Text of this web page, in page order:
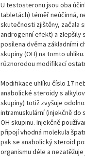
U testosteronu jsou oba
tabletách) téměř neúčinná,
skutečnosti zjištěny, začala
androgenní efekt) a zlepšily
posílena dvěma základními
skupiny (OH) na tomto
různorodou modifikací
Modifikace uhlíku číslo 17
anabolické steroidy s
skupiny) totiž zvyšuje
intramuskulární (injekčně do
OH skupinu. Injekčně
připojí vhodná molekula
pak se anabolický steroid
organismu déle a